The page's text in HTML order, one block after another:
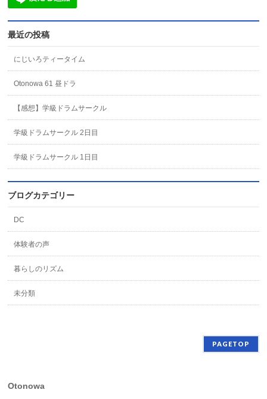
最近の投稿
にじいろティータイム
Otonowa 61 昼ドラ
【感想】学級ドラムサークル
学級ドラムサークル 2日目
学級ドラムサークル 1日目
ブログカテゴリー
DC
体験者の声
暮らしのリズム
未分類
PAGETOP
Otonowa